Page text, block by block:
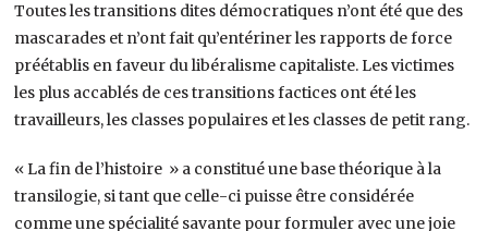
Toutes les transitions dites démocratiques n’ont été que des
mascarades et n’ont fait qu’entériner les rapports de force
préétablis en faveur du libéralisme capitaliste. Les victimes
les plus accablés de ces transitions factices ont été les
travailleurs, les classes populaires et les classes de petit rang.
« La fin de l’histoire » a constitué une base théorique à la
transilogie, si tant que celle-ci puisse être considérée
comme une spécialité savante pour formuler avec une joie